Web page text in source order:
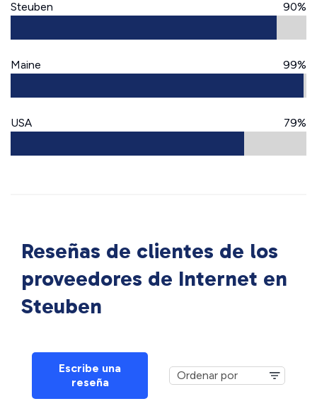
Steuben 90%
Maine 99%
USA 79%
Reseñas de clientes de los
proveedores de Internet en
Steuben
Escribe una
reseña